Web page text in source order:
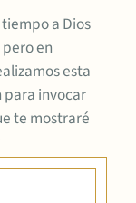
a Dios
en
esta
para invocar
te mostraré